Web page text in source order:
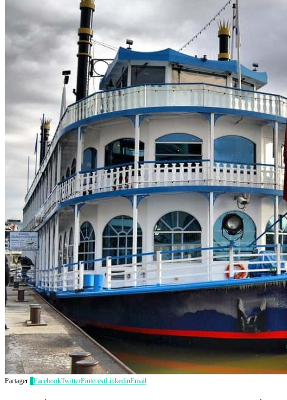
Partager FacebookTwitterPinterestLinkedinEmail